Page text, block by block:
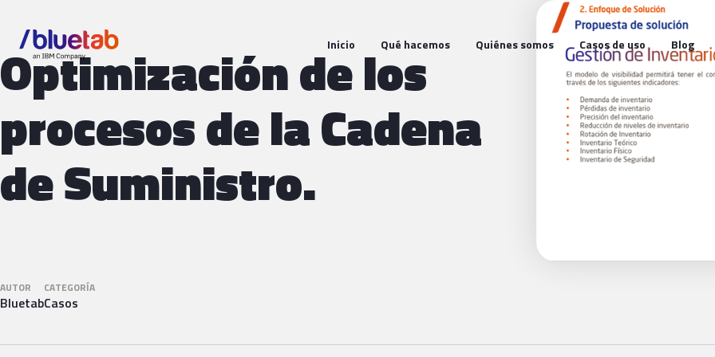
Inicio Qué hacemos Quiénes somos Casos de uso Blog
Optimización de los
procesos de la Cadena
de Suministro.
AUTOR
Bluetab
CATEGORÍA
Casos